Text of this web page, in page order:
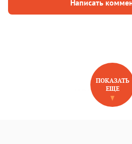
Написать
НОВОЕ НА
ПОКАЗАТЬ
ЕЩЕ